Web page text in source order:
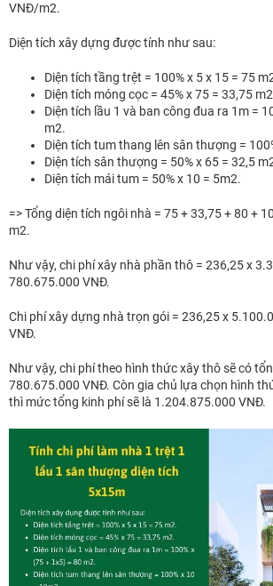
VNĐ/m2.
Diện tích xây dựng được tính như sau:
Diện tích tầng trệt = 100% x 5 x 15 = 75
Diện tích móng cọc = 45% x 75 = 33,75
Diện tích lầu 1 và ban công đua ra 1m =
m2.
Diện tích tum thang lên sân thượng =
Diện tích sân thượng = 50% x 65 = 32,5
Diện tích mái tum = 50% x 10 = 5m2.
=> Tổng diện tích ngôi nhà = 75 + 33,75 + 80 +
m2.
Như vậy, chi phí xây nhà phần thô = 236,25 x
780.675.000 VNĐ.
Chi phí xây dựng nhà trọn gói = 236,25 x
VNĐ.
Như vậy, chi phí theo hình thức xây thô sẽ có
780.675.000 VNĐ. Còn gia chủ lựa chọn hình
thì mức tổng kinh phí sẽ là 1.204.875.000 VNĐ.